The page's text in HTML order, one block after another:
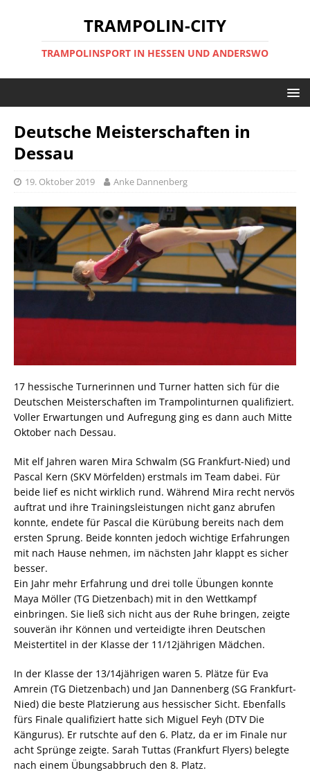
TRAMPOLIN-CITY
TRAMPOLINSPORT IN HESSEN UND ANDERSWO
Deutsche Meisterschaften in
Dessau
19. Oktober 2019 Anke Dannenberg
17 hessische Turnerinnen und Turner hatten sich für die
Deutschen Meisterschaften im Trampolinturnen qualifiziert.
Voller Erwartungen und Aufregung ging es dann auch Mitte
Oktober nach Dessau.
Mit elf Jahren waren Mira Schwalm (SG Frankfurt-Nied) und
Pascal Kern (SKV Mörfelden) erstmals im Team dabei. Für
beide lief es nicht wirklich rund. Während Mira recht nervös
auftrat und ihre Trainingsleistungen nicht ganz abrufen
konnte, endete für Pascal die Kürübung bereits nach dem
ersten Sprung. Beide konnten jedoch wichtige Erfahrungen
mit nach Hause nehmen, im nächsten Jahr klappt es sicher
besser.
Ein Jahr mehr Erfahrung und drei tolle Übungen konnte
Maya Möller (TG Dietzenbach) mit in den Wettkampf
einbringen. Sie ließ sich nicht aus der Ruhe bringen, zeigte
souverän ihr Können und verteidigte ihren Deutschen
Meistertitel in der Klasse der 11/12jährigen Mädchen.
In der Klasse der 13/14jährigen waren 5. Plätze für Eva
Amrein (TG Dietzenbach) und Jan Dannenberg (SG Frankfurt-
Nied) die beste Platzierung aus hessischer Sicht. Ebenfalls
fürs Finale qualifiziert hatte sich Miguel Feyh (DTV Die
Kängurus). Er rutschte auf den 6. Platz, da er im Finale nur
acht Sprünge zeigte. Sarah Tuttas (Frankfurt Flyers) belegte
nach einem Übungsabbruch den 8. Platz.